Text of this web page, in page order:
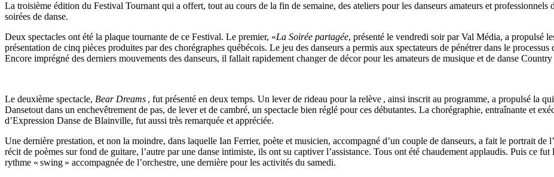
La troisième édition du Festival Tournant qui a offert, tout au cours de la fin de semaine, des ateliers pour les danseurs amateurs et professionnels
soirées de danse.
Deux spectacles ont été la plaque tournante de ce Festival. Le premier, «La Soirée partagée, présenté le vendredi soir par Val Média, a propulsé
présentation de cinq pièces produites par des chorégraphes québécois. Le jeu des danseurs a permis aux spectateurs de pénétrer dans le
Encore imprégné des derniers mouvements des danseurs, il fallait rapidement changer de décor pour les amateurs de musique et de danse
Le deuxième spectacle, Bear Dreams , fut présenté en deux temps. Un lever de rideau pour la relève , ainsi inscrit au programme, a propulsé la
Dansetout dans un enchevêtrement de pas, de lever et de cambré, un spectacle bien réglé pour ces débutantes. La chorégraphie, entraînante et
d’Expression Danse de Blainville, fut aussi très remarquée et appréciée.
Une dernière prestation, et non la moindre, dans laquelle Ian Ferrier, poète et musicien, accompagné d’un couple de danseurs, a fait le portrait de
récit de poèmes sur fond de guitare, l’autre par une danse intimiste, ils ont su captiver l’assistance. Tous ont été chaudement applaudis. Puis ce
rythme « swing » accompagnée de l’orchestre, une dernière pour les activités du samedi.